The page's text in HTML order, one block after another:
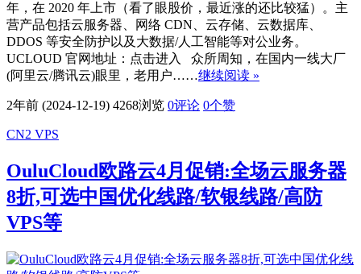
年，在 2020 年上市（看了眼股价，最近涨的还比较猛）。主
营产品包括云服务器、网络 CDN、云存储、云数据库、
DDOS 等安全防护以及大数据/人工智能等对公业务。
UCLOUD 官网地址：点击进入 众所周知，在国内一线大厂
(阿里云/腾讯云)眼里，老用户……继续阅读 »
2年前 (2024-12-19) 4268浏览 0评论 0个赞
CN2 VPS
OuluCloud欧路云4月促销:全场云服务器
8折,可选中国优化线路/软银线路/高防
VPS等